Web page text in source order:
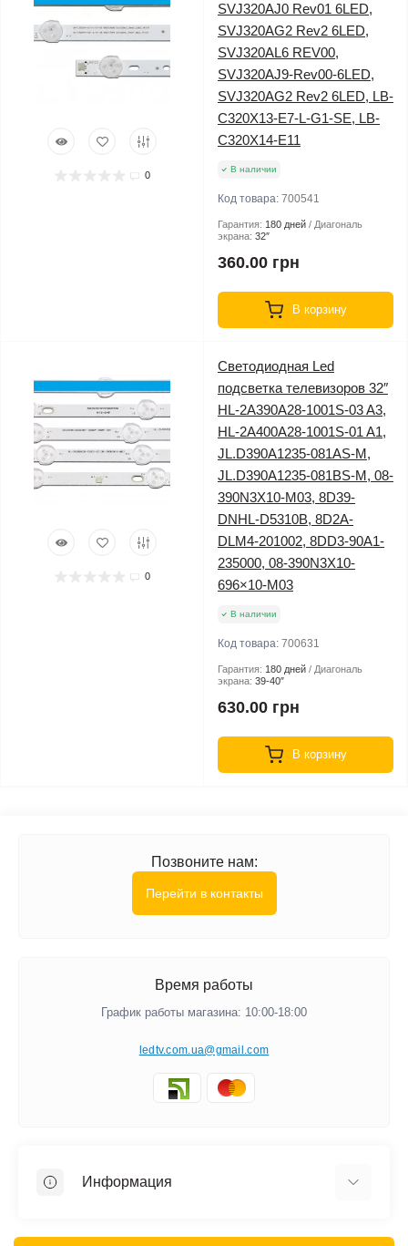
0
SVJ320AJ0 Rev01 6LED,
SVJ320AG2 Rev2 6LED,
SVJ320AL6 REV00,
SVJ320AJ9-Rev00-6LED,
SVJ320AG2 Rev2 6LED, LB-
C320X13-E7-L-G1-SE, LB-
C320X14-E11
В наличии
Код товара: 700541
Гарантия: 180 дней
Диагональ
экрана: 32″
360.00 грн
В корзину
0
Светодиодная Led
подсветка телевизоров 32″
HL-2A390A28-1001S-03 A3,
HL-2A400A28-1001S-01 A1,
JL.D390A1235-081AS-M,
JL.D390A1235-081BS-M, 08-
390N3X10-M03, 8D39-
DNHL-D5310B, 8D2A-
DLM4-201002, 8DD3-90A1-
235000, 08-390N3X10-
696×10-M03
В наличии
Код товара: 700631
Гарантия: 180 дней
Диагональ
экрана: 39-40″
630.00 грн
В корзину
Позвоните нам:
Перейти в контакты
Время работы
График работы магазина: 10:00-18:00
ledtv.com.ua@gmail.com
Информация